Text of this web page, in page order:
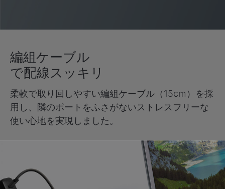
編組ケーブル
で配線スッキリ
柔軟で取り回しやすい編組ケーブル（15cm）を採
用し、隣のポートをふさがないストレスフリーな
使い心地を実現しました。